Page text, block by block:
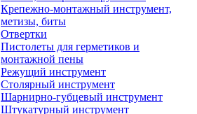
Крепежно-монтажный инструмент,
метизы, биты
Отвертки
Пистолеты для герметиков и
монтажной пены
Режущий инструмент
Столярный инструмент
Шарнирно-губцевый инструмент
Штукатурный инструмент